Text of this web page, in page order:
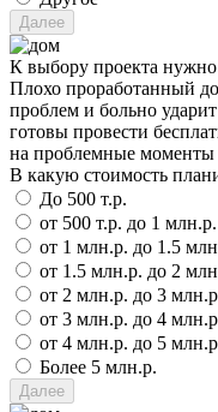
К выбору проекта нужно
Плохо проработанный
проблем и больно
готовы провести
на проблемные
В какую стоимость
До 500 т.р.
от 500 т.р. до 1 млн.р.
от 1 млн.р. до 1.5
от 1.5 млн.р. до 2
от 2 млн.р. до 3
от 3 млн.р. до 4
от 4 млн.р. до 5
Более 5 млн.р.